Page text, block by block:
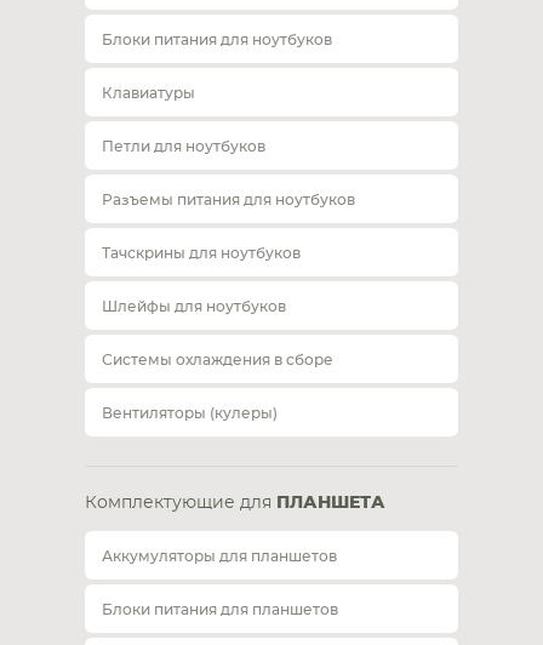
Блоки питания для ноутбуков
Клавиатуры
Петли для ноутбуков
Разъемы питания для ноутбуков
Тачскрины для ноутбуков
Шлейфы для ноутбуков
Системы охлаждения в сборе
Вентиляторы (кулеры)
Комплектующие для ПЛАНШЕТА
Аккумуляторы для планшетов
Блоки питания для планшетов